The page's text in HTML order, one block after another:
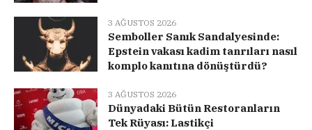
3 AĞUSTOS 2026
Semboller Sanık Sandalyesinde:
Epstein vakası kadim tanrıları nasıl
komplo kanıtına dönüştürdü?
3 AĞUSTOS 2026
Dünyadaki Bütün Restoranların
Tek Rüyası: Lastikçi